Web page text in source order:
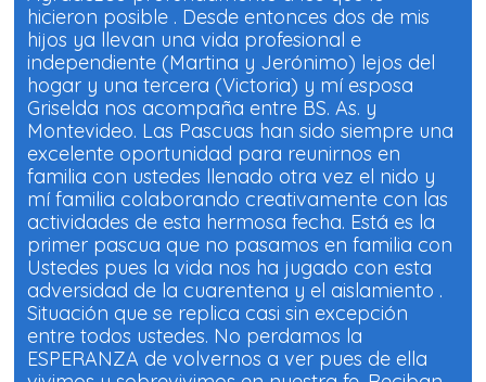
hicieron posible . Desde entonces dos de mis
hijos ya llevan una vida profesional e
independiente (Martina y Jerónimo) lejos del
hogar y una tercera (Victoria) y mí esposa
Griselda nos acompaña entre BS. As. y
Montevideo. Las Pascuas han sido siempre una
excelente oportunidad para reunirnos en
familia con ustedes llenado otra vez el nido y
mí familia colaborando creativamente con las
actividades de esta hermosa fecha. Está es la
primer pascua que no pasamos en familia con
Ustedes pues la vida nos ha jugado con esta
adversidad de la cuarentena y el aislamiento .
Situación que se replica casi sin excepción
entre todos ustedes. No perdamos la
ESPERANZA de volvernos a ver pues de ella